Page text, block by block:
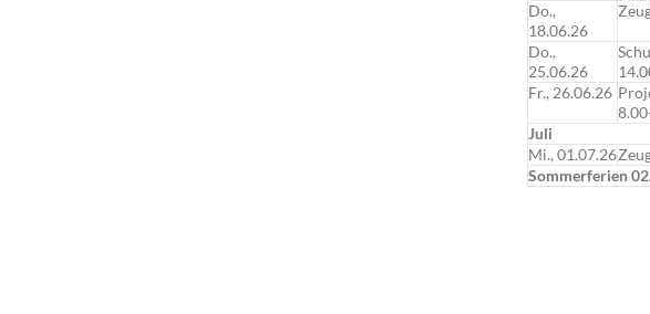
Do.,
18.06.26
Do.,
25.06.26
Fr., 26.06.26
Juli
Mi., 01.07.26
Sommerferien